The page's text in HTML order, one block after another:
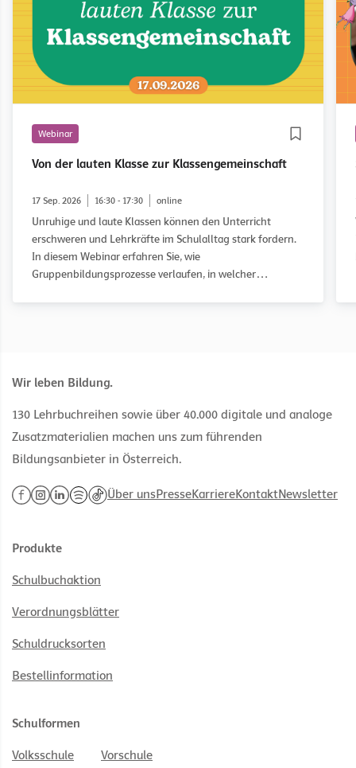
Webinar
Von der lauten Klasse zur Klassengemeinschaft
17 Sep. 2026 16:30 - 17:30 online
Unruhige und laute Klassen können den Unterricht
erschweren und Lehrkräfte im Schulalltag stark fordern.
In diesem Webinar erfahren Sie, wie
Gruppenbildungsprozesse verlaufen, in welcher
Anregungen für Ihren Unterricht.
Wir leben Bildung.
130 Lehrbuchreihen sowie über 40.000 digitale und analoge
Zusatzmaterialien machen uns zum führenden
Bildungsanbieter in Österreich.
Über unsPresseKarriereKontaktNewsletter
Produkte
Schulbuchaktion
Verordnungsblätter
Schuldrucksorten
Bestellinformation
Schulformen
Volksschule Vorschule